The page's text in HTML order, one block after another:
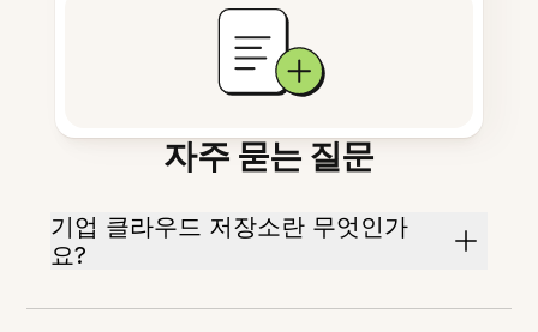
자주 묻는 질문
기업 클라우드 저장소란 무엇인가
요?